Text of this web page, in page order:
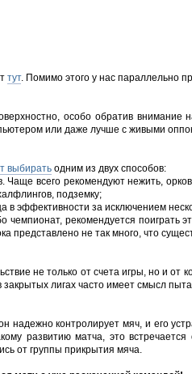
тут. Помимо этого у нас параллельно
особо обратив внимание
или даже лучше с живыми
выбиратьодним из двух способов:
всего рекомендуют нежить,
подземку;
в эффективности за исключением
рекомендуется поиграть
представлено не так много, что
не только от счета игры, но и от
лигах часто имеет смысл
надежно контролирует мяч, и его
развитию матча, это
от группы прикрытия мяча.